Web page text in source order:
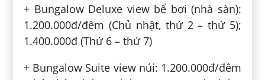
+ Bungalow Deluxe view bể bơi (nhà sàn):
1.200.000đ/đêm (Chủ nhật, thứ 2 – thứ 5);
1.400.000đ (Thứ 6 – thứ 7)
+ Bungalow Suite view núi: 1.200.000đ/đêm